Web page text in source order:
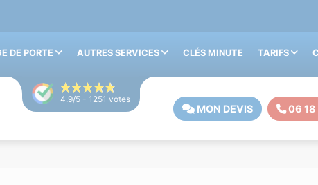
DE PORTE AUTRES SERVICES CLÉS MINUTE TARIFS
4.9/5 - 1251 votes
MON DEVIS 06 18